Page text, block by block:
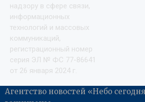
надзору в сфере связи,
информационных
технологий и массовых
коммуникаций,
регистрационный номер
серия ЭЛ № ФС 77-86641
от 26 января 2024 г.
Агентство новостей «Небо